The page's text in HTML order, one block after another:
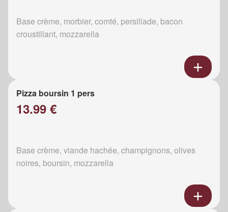
Base crème, morbier, comté, persillade, bacon
croustillant, mozzarella
Pizza boursin 1 pers
13.99 €
Base crème, viande hachée, champignons, olives
noires, boursin, mozzarella